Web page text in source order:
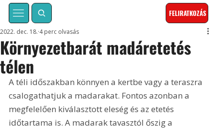
FELIRATKOZÁS
Környezetbarát madáretetés
télen
2022. dec. 18. 4 perc olvasás
A téli időszakban könnyen a kertbe vagy a teraszra
csalogathatjuk a madarakat. Fontos azonban a
megfelelően kiválasztott eleség és az etetés
időtartama is. A madarak tavasztól őszig a